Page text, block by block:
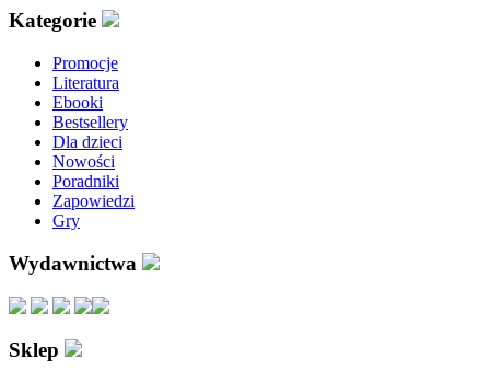
Kategorie
Promocje
Literatura
Ebooki
Bestsellery
Dla dzieci
Nowości
Poradniki
Zapowiedzi
Gry
Wydawnictwa
Sklep